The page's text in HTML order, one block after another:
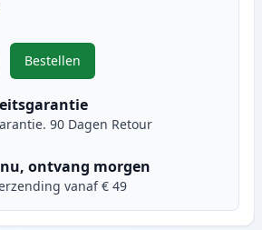
om aan te passen
Bestellen
,2 stuks Brother LC1100C
90 Dagen Retour
ontvang morgen
vanaf € 49